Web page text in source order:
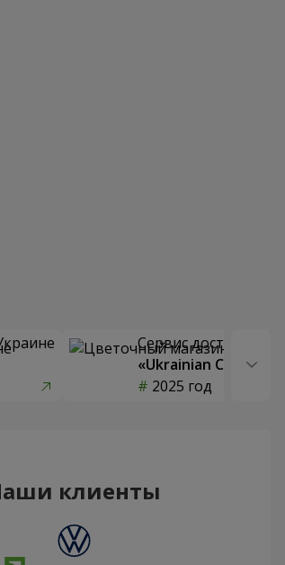
Сервис доставки
«Ukrainian Choice»
2025 год
клиенты